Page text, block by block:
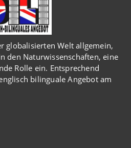
globalisierten Welt allgemein,
den Naturwissenschaften, eine
Rolle ein. Entsprechend
bilinguale Angebot am